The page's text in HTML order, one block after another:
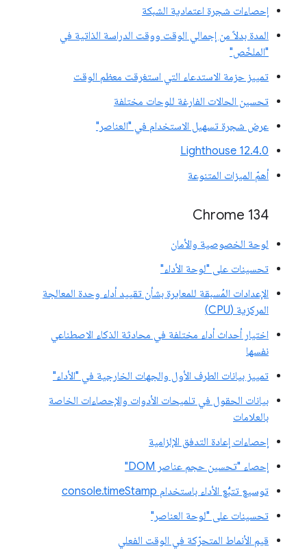
إحصاءات شجرة اعتمادية الشبكة
المدة بدلاً من إجمالي الوقت ووقت الدراسة الذاتية في
"الملخّص"
تمييز حزمة الاستدعاء التي استغرقت معظم الوقت
تحسين الحالات الفارغة للوحات مختلفة
عرض شجرة تسهيل الاستخدام في "العناصر"
‫Lighthouse 12.4.0
أهمّ الميزات المتنوعة
‫Chrome 134
لوحة الخصوصية والأمان
تحسينات على "لوحة الأداء"
الإعدادات المُسبقة للمعايرة بشأن تقييد أداء وحدة المعالجة
المركزية (CPU)
اختيار أحداث أداء مختلفة في محادثة الذكاء الاصطناعي
نفسها
تمييز بيانات الطرف الأول والجهات الخارجية في "الأداء"
بيانات الحقول في تلميحات الأدوات والإحصاءات الخاصة
بالعلامات
إحصاءات إعادة التدفق الإلزامية
إحصاء "تحسين حجم عناصر DOM"
توسيع تتبُّع الأداء باستخدام console.timeStamp
تحسينات على "لوحة العناصر"
قيم الأنماط المتحرّكة في الوقت الفعلي